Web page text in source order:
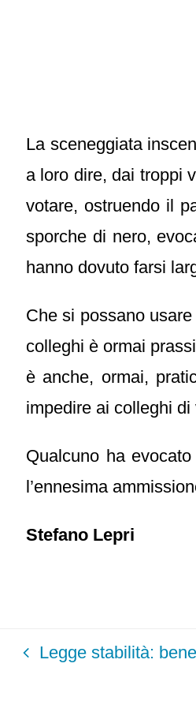
La sceneggiata
a loro dire, dai troppi
votare, ostruendo il
sporche di nero,
hanno dovuto farsi
Che si possano
colleghi è ormai
è anche, ormai,
impedire ai colleghi
Qualcuno ha
l’ennesima
Stefano Lepri
Legge stabilità: